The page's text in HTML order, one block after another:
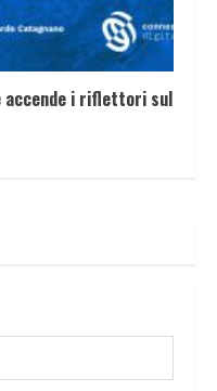
accende i riflettori sul